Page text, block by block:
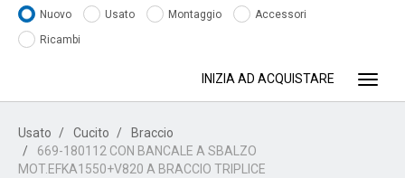
Nuovo Usato Montaggio
Accessori
Ricambi
INIZIA AD ACQUISTARE
Usato Cucito
Braccio
669-180112 CON BANCALE A SBALZO
MOT.EFKA1550+V820 A BRACCIO TRIPLICE